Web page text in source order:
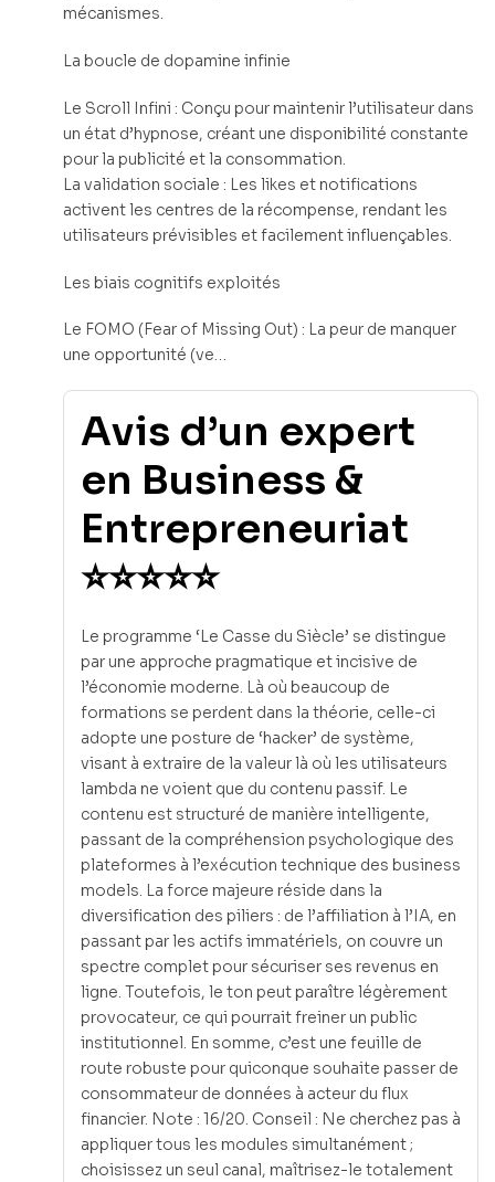
mécanismes.
La boucle de dopamine infinie
Le Scroll Infini : Conçu pour maintenir l’utilisateur dans
un état d’hypnose, créant une disponibilité constante
pour la publicité et la consommation.
La validation sociale : Les likes et notifications
activent les centres de la récompense, rendant les
utilisateurs prévisibles et facilement influençables.
Les biais cognitifs exploités
Le FOMO (Fear of Missing Out) : La peur de manquer
une opportunité (ve…
Avis d’un expert
en Business &
Entrepreneuriat
⭐⭐⭐⭐⭐
Le programme ‘Le Casse du Siècle’ se distingue
par une approche pragmatique et incisive de
l’économie moderne. Là où beaucoup de
formations se perdent dans la théorie, celle-ci
adopte une posture de ‘hacker’ de système,
visant à extraire de la valeur là où les utilisateurs
lambda ne voient que du contenu passif. Le
contenu est structuré de manière intelligente,
passant de la compréhension psychologique des
plateformes à l’exécution technique des business
models. La force majeure réside dans la
diversification des piliers : de l’affiliation à l’IA, en
passant par les actifs immatériels, on couvre un
spectre complet pour sécuriser ses revenus en
ligne. Toutefois, le ton peut paraître légèrement
provocateur, ce qui pourrait freiner un public
institutionnel. En somme, c’est une feuille de
route robuste pour quiconque souhaite passer de
consommateur de données à acteur du flux
financier. Note : 16/20. Conseil : Ne cherchez pas à
appliquer tous les modules simultanément ;
choisissez un seul canal, maîtrisez-le totalement